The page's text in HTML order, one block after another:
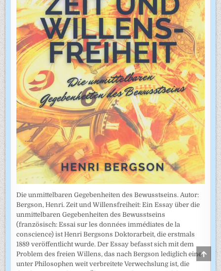
Die unmittelbaren Gegebenheiten des Bewusstseins. Autor:
Bergson, Henri. Zeit und Willensfreiheit: Ein Essay über die
unmittelbaren Gegebenheiten des Bewusstseins
(französisch: Essai sur les données immédiates de la
conscience) ist Henri Bergsons Doktorarbeit, die erstmals
1889 veröffentlicht wurde. Der Essay befasst sich mit dem
Problem des freien Willens, das nach Bergson lediglich eine
unter Philosophen weit verbreitete Verwechslung ist, die
TO
TOP